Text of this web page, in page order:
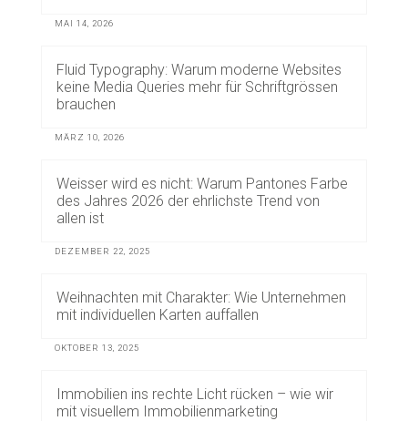
MAI 14, 2026
Fluid Typography: Warum moderne Websites
keine Media Queries mehr für Schriftgrössen
brauchen
MÄRZ 10, 2026
Weisser wird es nicht: Warum Pantones Farbe
des Jahres 2026 der ehrlichste Trend von
allen ist
DEZEMBER 22, 2025
Weihnachten mit Charakter: Wie Unternehmen
mit individuellen Karten auffallen
OKTOBER 13, 2025
Immobilien ins rechte Licht rücken – wie wir
mit visuellem Immobilienmarketing